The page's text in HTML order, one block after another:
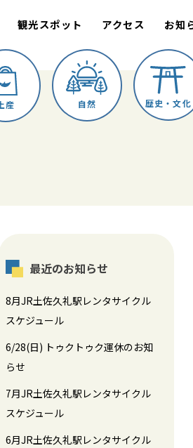
観光スポット アクセス お知
産 自然 歴史・文化
最近のお知らせ
8月JR土佐久礼駅レンタサイクル
スケジュール
6/28(日) トゥクトゥク運休のお知
らせ
7月JR土佐久礼駅レンタサイクル
スケジュール
6月JR土佐久礼駅レンタサイクル